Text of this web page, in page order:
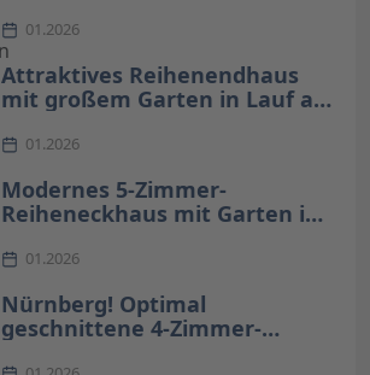
Ludwigsfeld
01.2026
Attraktives Reihenendhaus
mit großem Garten in Lauf an
01.2026
Modernes 5-Zimmer-
Reiheneckhaus mit Garten in
01.2026
Nürnberg! Optimal
geschnittene 4-Zimmer-